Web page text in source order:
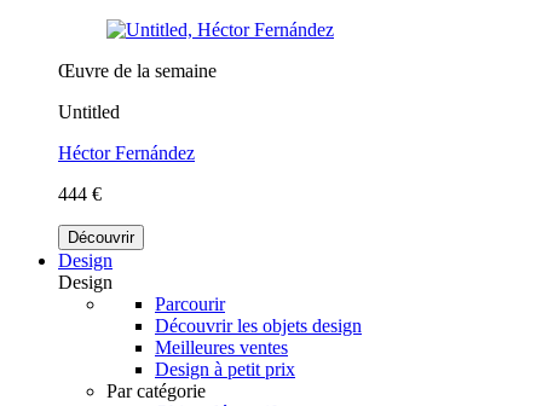
Œuvre de la semaine
Untitled
Héctor Fernández
444 €
Découvrir
Design
Design
Parcourir
Découvrir les objets design
Meilleures ventes
Design à petit prix
Par catégorie